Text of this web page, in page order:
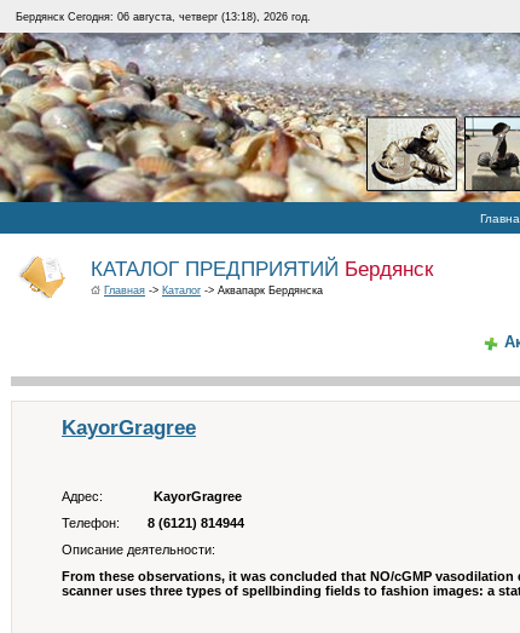
Бердянск Сегодня: 06 августа, четверг (13:18), 2026 год.
КАТАЛОГ ПРЕДПРИЯТИЙ Бердянск
Главная -> Каталог -> Аквапарк Бердянска
KayorGragree
Адрес:
KayorGragree
Телефон:
8 (6121) 814944
Описание деятельности:
From these observations, it was concluded that NO/cGMP
scanner uses three types of spellbinding fields to fashion images: a